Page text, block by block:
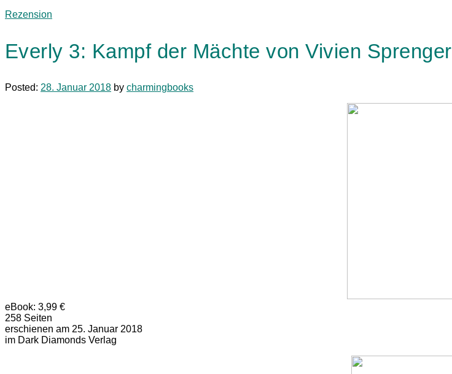
Rezension
Everly 3: Kampf der Mächte von Vivien Sprenger
Posted: 28. Januar 2018 by charmingbooks
eBook: 3,99 €
258 Seiten
erschienen am 25. Januar 2018
im Dark Diamonds Verlag